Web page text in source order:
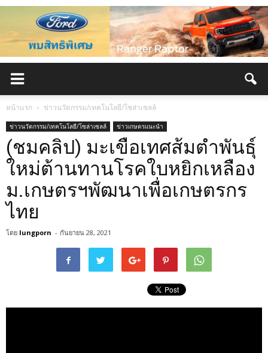
หน้าแรก ข่าวนวัตกรรม/เทคโนโลยี/โซล่าเซลล์
ข่าวนวัตกรรม/เทคโนโลยี/โซล่าเซลล์ ข่าวเกษตรแนะนำ
(ชมคลิป) มะเขือเทศส้มตำพันธุ์
ใหม่ต้านทานโรคใบหยิกเหลือง
ม.เกษตรฯพัฒนาเพื่อเกษตรกร
ไทย
โดย lungporn - กันยายน 28, 2021